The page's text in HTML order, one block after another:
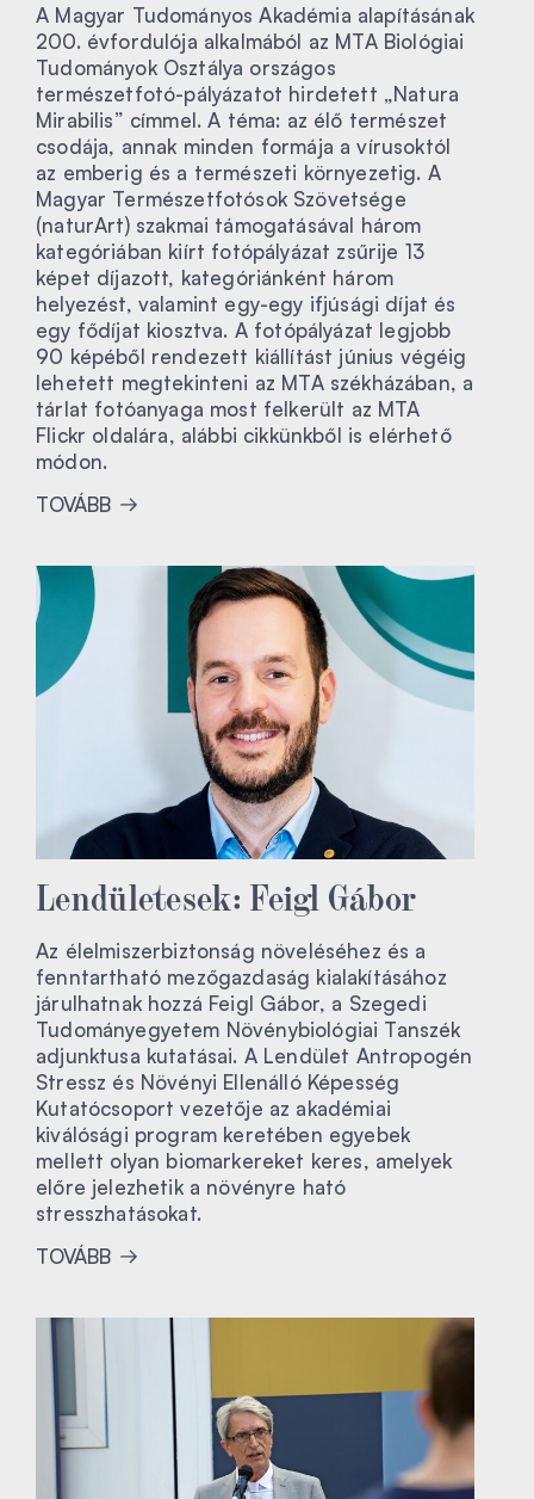
A Magyar Tudományos Akadémia alapításának
200. évfordulója alkalmából az MTA Biológiai
Tudományok Osztálya országos
természetfotó-pályázatot hirdetett „Natura
Mirabilis” címmel. A téma: az élő természet
csodája, annak minden formája a vírusoktól
az emberig és a természeti környezetig. A
Magyar Természetfotósok Szövetsége
(naturArt) szakmai támogatásával három
kategóriában kiírt fotópályázat zsűrije 13
képet díjazott, kategóriánként három
helyezést, valamint egy-egy ifjúsági díjat és
egy fődíjat kiosztva. A fotópályázat legjobb
90 képéből rendezett kiállítást június végéig
lehetett megtekinteni az MTA székházában, a
tárlat fotóanyaga most felkerült az MTA
Flickr oldalára, alábbi cikkünkből is elérhető
módon.
TOVÁBB
Lendületesek: Feigl Gábor
Az élelmiszerbiztonság növeléséhez és a
fenntartható mezőgazdaság kialakításához
járulhatnak hozzá Feigl Gábor, a Szegedi
Tudományegyetem Növénybiológiai Tanszék
adjunktusa kutatásai. A Lendület Antropogén
Stressz és Növényi Ellenálló Képesség
Kutatócsoport vezetője az akadémiai
kiválósági program keretében egyebek
mellett olyan biomarkereket keres, amelyek
előre jelezhetik a növényre ható
stresszhatásokat.
TOVÁBB